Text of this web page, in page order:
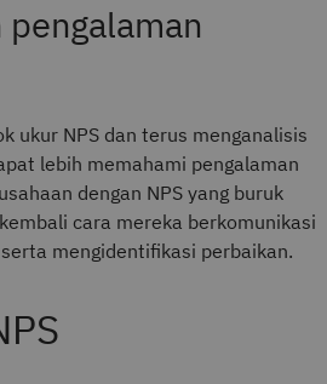
ukur NPS dan terus menganalisis
lebih memahami pengalaman
dengan NPS yang buruk
cara mereka berkomunikasi
mengidentifikasi perbaikan.